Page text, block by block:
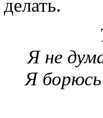
делать.
Я не
Я борюсь